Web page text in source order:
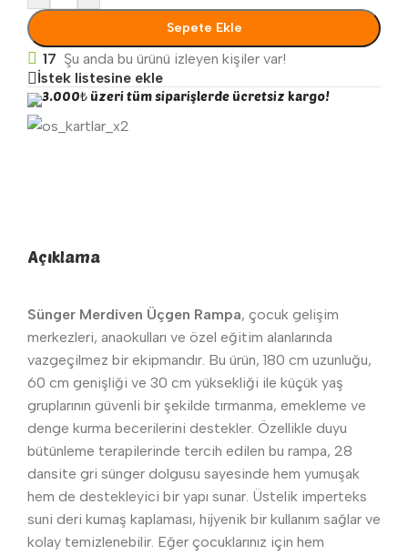
Sepete Ekle
17 Şu anda bu ürünü izleyen kişiler var!
İstek listesine ekle
3.000₺ üzeri tüm siparişlerde ücretsiz kargo!
Açıklama
Sünger Merdiven Üçgen Rampa, çocuk gelişim
merkezleri, anaokulları ve özel eğitim alanlarında
vazgeçilmez bir ekipmandır. Bu ürün, 180 cm uzunluğu,
60 cm genişliği ve 30 cm yüksekliği ile küçük yaş
gruplarının güvenli bir şekilde tırmanma, emekleme ve
denge kurma becerilerini destekler. Özellikle duyu
bütünleme terapilerinde tercih edilen bu rampa, 28
dansite gri sünger dolgusu sayesinde hem yumuşak
hem de destekleyici bir yapı sunar. Üstelik imperteks
suni deri kumaş kaplaması, hijyenik bir kullanım sağlar ve
kolay temizlenebilir. Eğer çocuklarınız için hem